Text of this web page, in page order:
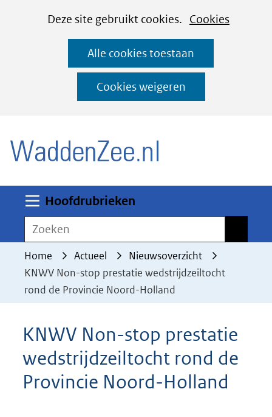
CookiesDeze site gebruikt cookies. Cookies
deze
worden
toegestaan
geweigerd.
Alle cookies toestaan
Cookies weigeren
Ga
naar
de
inhoud
Hoofdrubrieken
Zoeken
Home Actueel
Nieuwsoverzicht
KNWV Non-stop prestatie wedstrijdzeiltocht
rond de Provincie Noord-Holland
KNWV Non-stop prestatie
wedstrijdzeiltocht rond de
Provincie Noord-Holland